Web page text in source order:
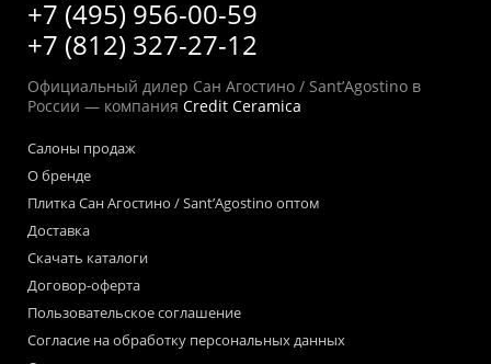
+7 (495) 956-00-59
+7 (812) 327-27-12
Официальный дилер Сан Агостино / Sant’Agostino в
России — компания Credit Ceramica
Салоны продаж
О бренде
Плитка Сан Агостино / Sant’Agostino оптом
Доставка
Скачать каталоги
Договор-оферта
Пользовательское соглашение
Согласие на обработку персональных данных